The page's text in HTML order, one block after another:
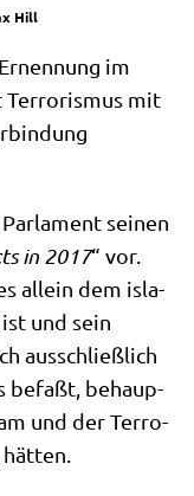
Hill
im
Ter­ro­ris­mus mit
sei­nen
in 2017“ vor.
allein dem isla­
und sein
aus­schließ­lich
befaßt, behaup­
und der Ter­ro­